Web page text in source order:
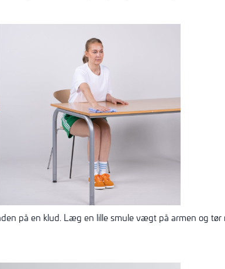
på en klud. Læg en lille smule vægt på armen og tør